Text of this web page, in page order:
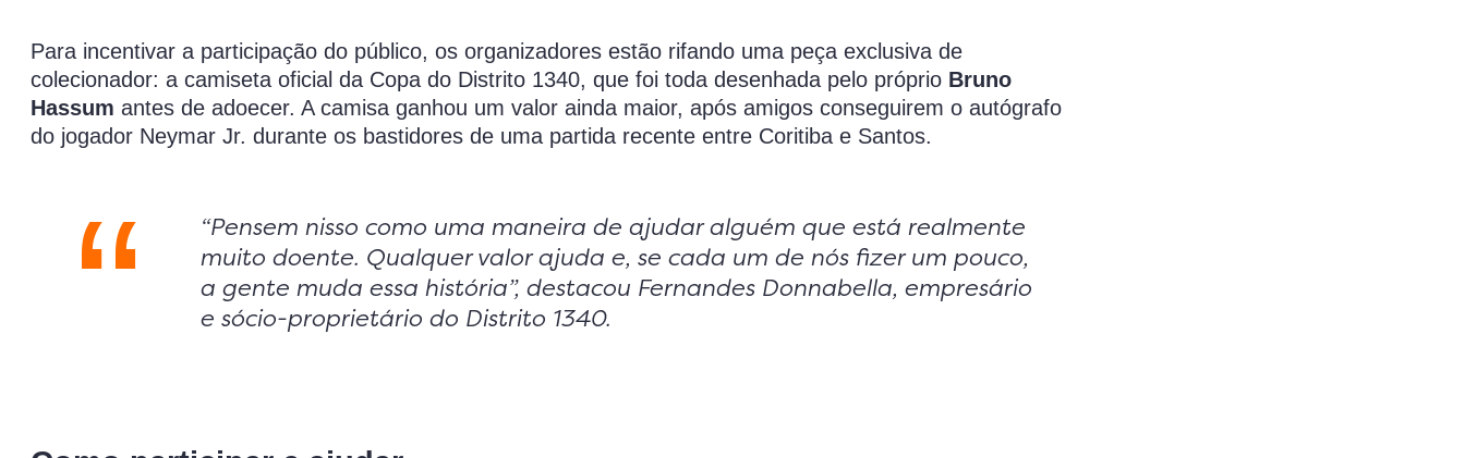
Para incentivar a participação do público, os organizadores estão rifando uma peça exclusiva de
colecionador: a camiseta oficial da Copa do Distrito 1340, que foi toda desenhada pelo próprio Bruno
Hassum antes de adoecer. A camisa ganhou um valor ainda maior, após amigos conseguirem o autógrafo
do jogador Neymar Jr. durante os bastidores de uma partida recente entre Coritiba e Santos.
“Pensem nisso como uma maneira de ajudar alguém que está realmente
muito doente. Qualquer valor ajuda e, se cada um de nós fizer um pouco,
a gente muda essa história”, destacou Fernandes Donnabella, empresário
e sócio-proprietário do Distrito 1340.